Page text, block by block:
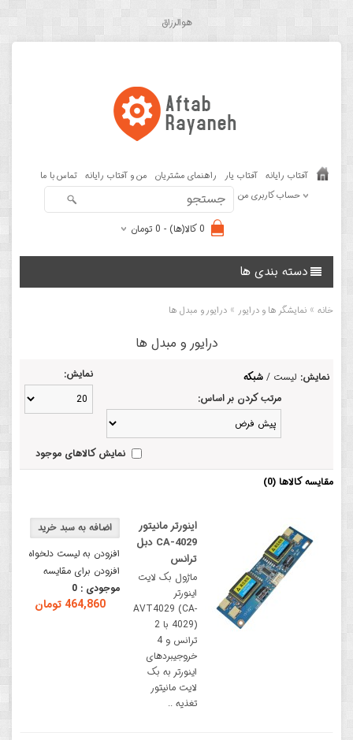
هوالرزاق
آفتاب رایانه آفتاب یار راهنمای مشتریان من و آفتاب رایانه تماس با ما
حساب کاربری من
0 کالا(ها) - 0 تومان
دسته بندی ها
خانه » نمایشگر ها و درایور » درایور و مبدل ها
درایور و مبدل ها
نمایش: لیست / شبکه
نمایش:
مرتب کردن بر اساس:
نمایش کالاهای موجود
مقایسه کالاها (0)
افزودن به لیست دلخواه
افزودن برای مقایسه
موجودی : 0
464,860 تومان
اینورتر مانیتور
CA-4029 دبل
ترانس
ماژول بک لایت
اینورتر
AVT4029 (CA-
4029) با 2
ترانس و 4
خروجیبردهای
اینورتر به بک
لایت مانیتور
تغذیه ..